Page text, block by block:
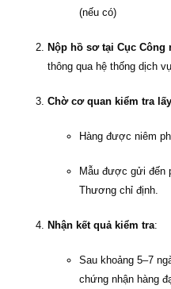
(nếu có)
Nộp hồ sơ tại Cục
thông qua hệ thống dịch
Chờ cơ quan kiểm tra
Hàng được niêm
Mẫu được gửi đến
Thương chỉ định.
Nhận kết quả kiểm tra:
Sau khoảng 5–7
chứng nhận hàng